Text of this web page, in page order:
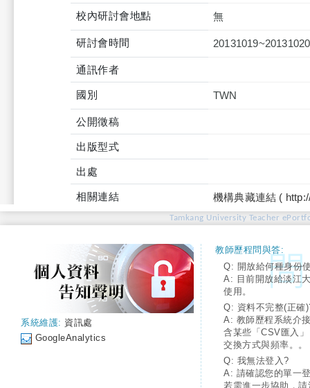
校內研討會地點 無
研討會時間 20131019~20131020
通訊作者
國別 TWN
公開徵稿
出版型式
出處
相關連結 機構典藏連結 (
Tamkang University Teacher
系統維護: 資訊處
GoogleAnalytics
教師歷程問與答:
Q: 開放給何種身份
A: 目前開放給淡江
使用。
Q: 資料不完整(正確
A: 教師歷程系統介
含某些「CSV匯入
交換方式與頻率。。
Q: 我無法登入?
A: 請確認您的單一
若需進一步協助，